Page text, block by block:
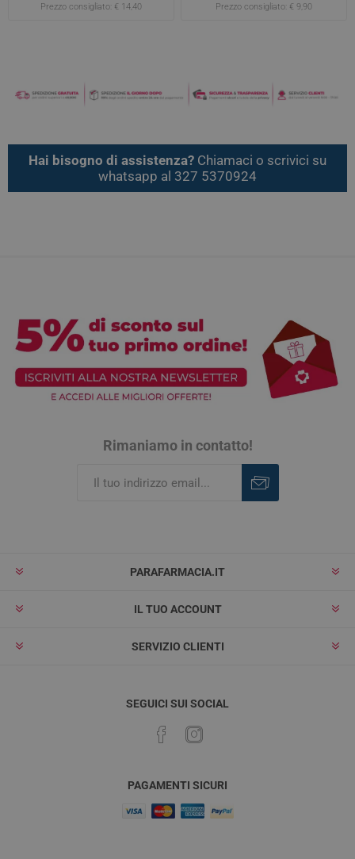
Prezzo consigliato: € 14,40 Prezzo consigliato: € 9,90
Hai bisogno di assistenza? Chiamaci o scrivici su
whatsapp al 327 5370924
Rimaniamo in contatto!
PARAFARMACIA.IT
IL TUO ACCOUNT
SERVIZIO CLIENTI
SEGUICI SUI SOCIAL
PAGAMENTI SICURI